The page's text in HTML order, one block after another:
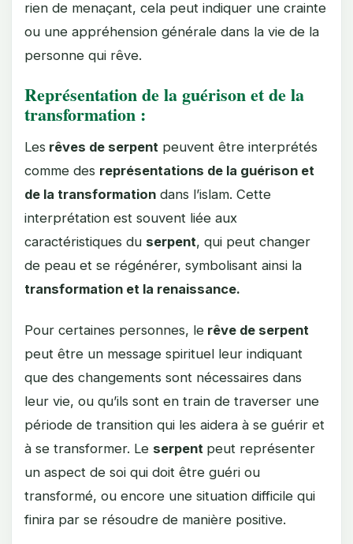
rien de menaçant, cela peut indiquer une crainte
ou une appréhension générale dans la vie de la
personne qui rêve.
Représentation de la guérison et de la
transformation :
Les rêves de serpent peuvent être interprétés
comme des représentations de la guérison et
de la transformation dans l’islam. Cette
interprétation est souvent liée aux
caractéristiques du serpent, qui peut changer
de peau et se régénérer, symbolisant ainsi la
transformation et la renaissance.
Pour certaines personnes, le rêve de serpent
peut être un message spirituel leur indiquant
que des changements sont nécessaires dans
leur vie, ou qu’ils sont en train de traverser une
période de transition qui les aidera à se guérir et
à se transformer. Le serpent peut représenter
un aspect de soi qui doit être guéri ou
transformé, ou encore une situation difficile qui
finira par se résoudre de manière positive.